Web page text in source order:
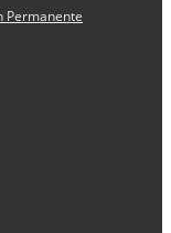
Permanente